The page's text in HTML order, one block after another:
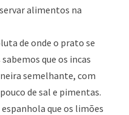
alimentos na
de onde o prato se
que os incas
semelhante, com
de sal e pimentas.
que os limões